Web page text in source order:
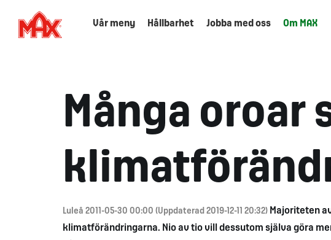
Vår meny Hållbarhet Jobba med oss Om MAX
Många oroar
Luleå 2011-05-30 00:00 (Uppdaterad 2019-12-11 20:32) Majoriteten
klimatförändringarna. Nio av tio vill dessutom själva göra